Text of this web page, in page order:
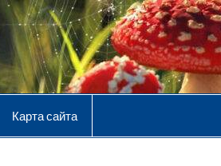
Карта сайта